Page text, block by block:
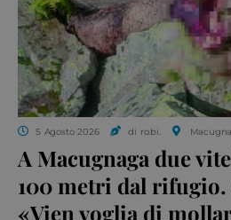
5 Agosto 2026 di ro.bi.
A Macugnaga due
100 metri dal
«Vien voglia di